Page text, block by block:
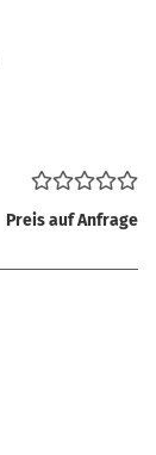
Preis auf Anfrage